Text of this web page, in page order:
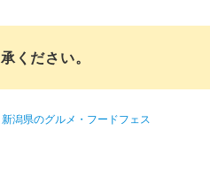
ください。
新潟県のグルメ・フードフェス